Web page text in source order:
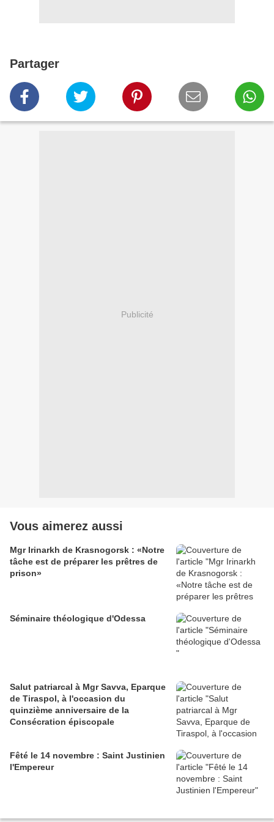
Partager
Publicité
Vous aimerez aussi
Mgr Irinarkh de Krasnogorsk : «Notre
tâche est de préparer les prêtres de
prison»
Séminaire théologique d'Odessa
Salut patriarcal à Mgr Savva, Eparque
de Tiraspol, à l'occasion du
quinzième anniversaire de la
Consécration épiscopale
Fêté le 14 novembre : Saint Justinien
l'Empereur